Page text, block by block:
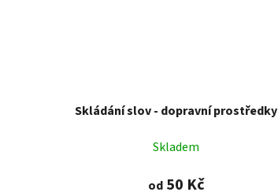
Skládání slov - dopravní prostředky
Skladem
od50 Kč